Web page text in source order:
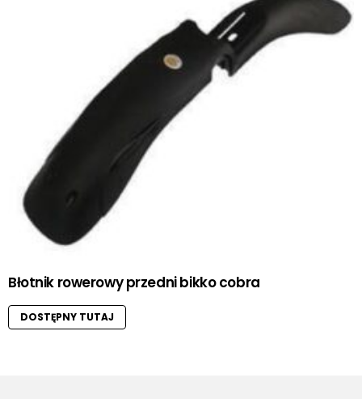
Błotnik rowerowy przedni bikko cobra
DOSTĘPNY TUTAJ